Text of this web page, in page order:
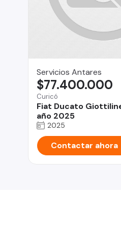
Servicios Antares
Curicó
Fiat Ducato
año 2025
$77.400.000
2025
Contactar ahora